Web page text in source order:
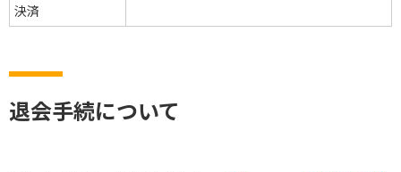
決済
退会手続について